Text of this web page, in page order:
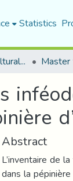
Statistics
Department of Agricultural Sciences
Abstract
L’inventaire de
dans la pépinière